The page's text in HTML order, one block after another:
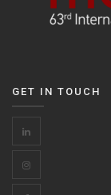
GET IN TOUCH